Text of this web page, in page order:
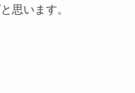
思います。